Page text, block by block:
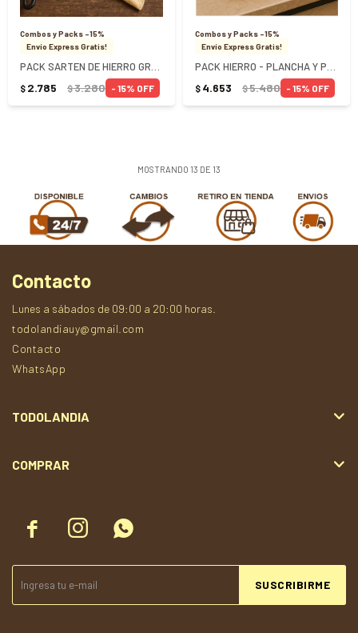
Combos y Packs -15%
Envío Express Gratis!
$ 2.785 $3.280 15
Combos y Packs -15%
Envío Express Gratis!
$ 4.653 $5.480 15
MOSTRANDO 13 DE 13
  
SUSCRIBIRME
Contacto
Lunes a sábados de 09:00 a 20:00 horas.
todolandiauy@gmail.com
Contacto
WhatsApp
TODOLANDIA
COMPRAR